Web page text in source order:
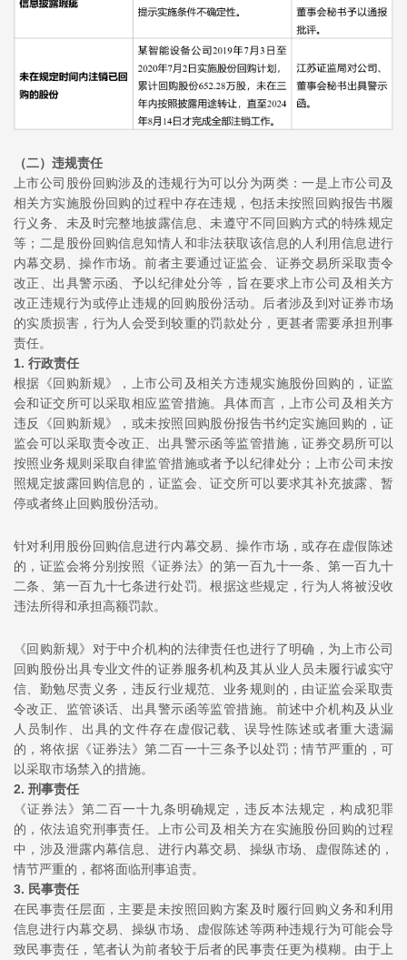
（二）违规责任
上市公司股份回购涉及的违规行为可以分为两类：一是上市公司及
相关方实施股份回购的过程中存在违规，包括未按照回购报告书履
行义务、未及时完整地披露信息、未遵守不同回购方式的特殊规定
等；二是股份回购信息知情人和非法获取该信息的人利用信息进行
内幕交易、操作市场。前者主要通过证监会、证券交易所采取责令
改正、出具警示函、予以纪律处分等，旨在要求上市公司及相关方
改正违规行为或停止违规的回购股份活动。后者涉及到对证券市场
的实质损害，行为人会受到较重的罚款处分，更甚者需要承担刑事
责任。
1. 行政责任
根据《回购新规》，上市公司及相关方违规实施股份回购的，证监
会和证交所可以采取相应监管措施。具体而言，上市公司及相关方
违反《回购新规》，或未按照回购股份报告书约定实施回购的，证
监会可以采取责令改正、出具警示函等监管措施，证券交易所可以
按照业务规则采取自律监管措施或者予以纪律处分；上市公司未按
照规定披露回购信息的，证监会、证交所可以要求其补充披露、暂
停或者终止回购股份活动。
针对利用股份回购信息进行内幕交易、操作市场，或存在虚假陈述
的，证监会将分别按照《证券法》的第一百九十一条、第一百九十
二条、第一百九十七条进行处罚。根据这些规定，行为人将被没收
违法所得和承担高额罚款。
《回购新规》对于中介机构的法律责任也进行了明确，为上市公司
回购股份出具专业文件的证券服务机构及其从业人员未履行诚实守
信、勤勉尽责义务，违反行业规范、业务规则的，由证监会采取责
令改正、监管谈话、出具警示函等监管措施。前述中介机构及从业
人员制作、出具的文件存在虚假记载、误导性陈述或者重大遗漏
的，将依据《证券法》第二百一十三条予以处罚；情节严重的，可
以采取市场禁入的措施。
2. 刑事责任
《证券法》第二百一十九条明确规定，违反本法规定，构成犯罪
的，依法追究刑事责任。上市公司及相关方在实施股份回购的过程
中，涉及泄露内幕信息、进行内幕交易、操纵市场、虚假陈述的，
情节严重的，都将面临刑事追责。
3. 民事责任
在民事责任层面，主要是未按照回购方案及时履行回购义务和利用
信息进行内幕交易、操纵市场、虚假陈述等两种违规行为可能会导
致民事责任，笔者认为前者较于后者的民事责任更为模糊。由于上